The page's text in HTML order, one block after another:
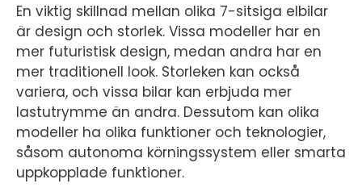
En viktig skillnad mellan olika 7-sitsiga elbilar
är design och storlek. Vissa modeller har en
mer futuristisk design, medan andra har en
mer traditionell look. Storleken kan också
variera, och vissa bilar kan erbjuda mer
lastutrymme än andra. Dessutom kan olika
modeller ha olika funktioner och teknologier,
såsom autonoma körningssystem eller smarta
uppkopplade funktioner.